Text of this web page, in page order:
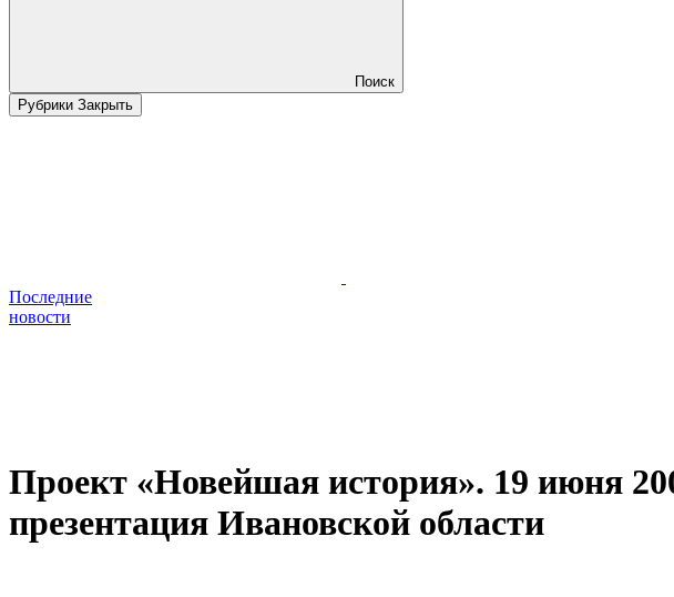
Поиск
Рубрики Закрыть
Последние
новости
Проект «Новейшая история». 19 июня
презентация Ивановской области